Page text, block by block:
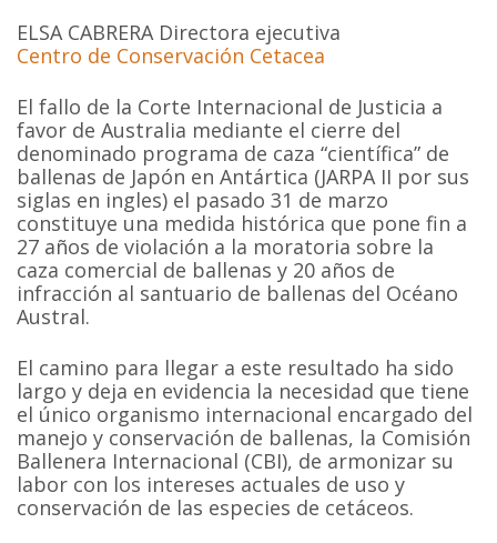
ELSA CABRERA Directora ejecutiva
Centro de Conservación Cetacea
El fallo de la Corte Internacional de Justicia a
favor de Australia mediante el cierre del
denominado programa de caza “científica” de
ballenas de Japón en Antártica (JARPA II por sus
siglas en ingles) el pasado 31 de marzo
constituye una medida histórica que pone fin a
27 años de violación a la moratoria sobre la
caza comercial de ballenas y 20 años de
infracción al santuario de ballenas del Océano
Austral.
El camino para llegar a este resultado ha sido
largo y deja en evidencia la necesidad que tiene
el único organismo internacional encargado del
manejo y conservación de ballenas, la Comisión
Ballenera Internacional (CBI), de armonizar su
labor con los intereses actuales de uso y
conservación de las especies de cetáceos.